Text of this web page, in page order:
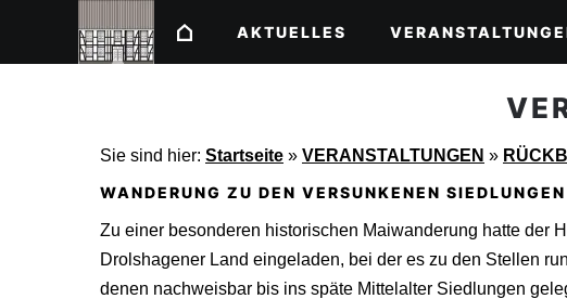
AKTUELLES
Sie sind hier: Startseite » VERANSTALTUNGEN »
WANDERUNG ZU DEN VERSUNKENEN
Zu einer besonderen historischen Maiwanderung hatte der
Drolshagener Land eingeladen, bei der es zu den Stellen
denen nachweisbar bis ins späte Mittelalter Siedlungen